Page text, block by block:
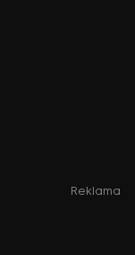
Reklama